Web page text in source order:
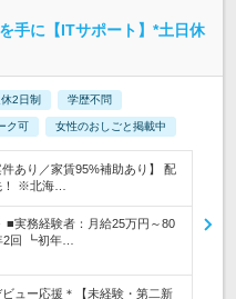
手に【ITサポート】*土日休
2日制 学歴不問
ク可 女性のおしごと掲載中
あり／家賃95%補助あり】 配
！ ※北海…
■実務経験者：月給25万円～80
2回 ┗初年…
ュー応援＊【未経験・第二新